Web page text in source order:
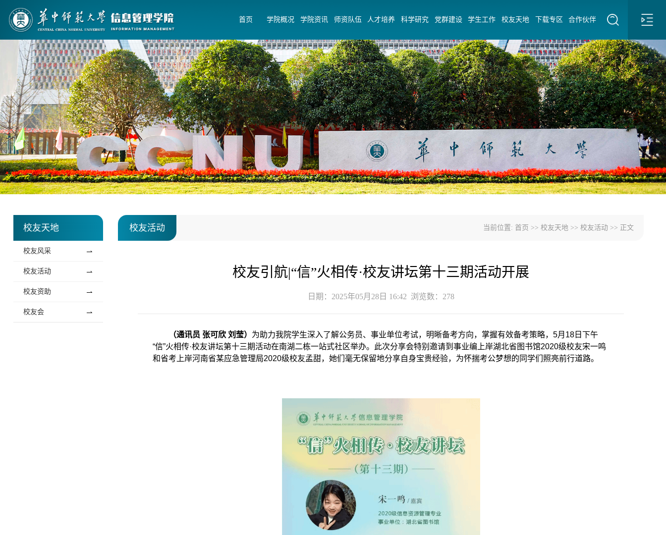
首页 学院概况 学院资讯 师资队伍 人才培养 科学研究 党群建设 学生工作 校友天地 下载专区 合作伙伴
校友天地
校友风采
校友活动
校友资助
校友会
校友活动 当前位置: 首页 >>校友天地 >>校友活动 >> 正文
校友引航|“信”火相传·校友讲坛第十三期活动开展
日期：2025年05月28日 16:42 浏览数： 278
（通讯员 张可欣 刘莹） 为助力我院学生深入了解公务员、事业单位考试，明晰备考方向，掌握有效备考策略，5月18日下午
“信”火相传·校友讲坛第十三期活动在南湖二栋一站式社区举办。此次分享会特别邀请到事业编上岸湖北省图书馆2020级校友宋一鸣
和省考上岸河南省某应急管理局2020级校友孟甜，她们毫无保留地分享自身宝贵经验，为怀揣考公梦想的同学们照亮前行道路。